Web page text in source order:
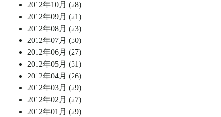
2012年10月 (28)
2012年09月 (21)
2012年08月 (23)
2012年07月 (30)
2012年06月 (27)
2012年05月 (31)
2012年04月 (26)
2012年03月 (29)
2012年02月 (27)
2012年01月 (29)